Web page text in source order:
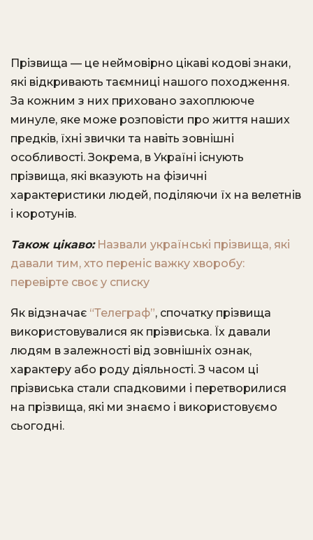
Прізвища — це неймовірно цікаві кодові знаки,
які відкривають таємниці нашого походження.
За кожним з них приховано захоплююче
минуле, яке може розповісти про життя наших
предків, їхні звички та навіть зовнішні
особливості. Зокрема, в Україні існують
прізвища, які вказують на фізичні
характеристики людей, поділяючи їх на велетнів
і коротунів.
Також цікаво: Назвали українські прізвища, які
давали тим, хто переніс важку хворобу:
перевірте своє у списку
Як відзначає “Телеграф”, спочатку прізвища
використовувалися як прізвиська. Їх давали
людям в залежності від зовнішніх ознак,
характеру або роду діяльності. З часом ці
прізвиська стали спадковими і перетворилися
на прізвища, які ми знаємо і використовуємо
сьогодні.